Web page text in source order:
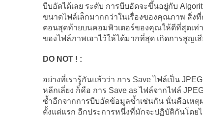
บีบอัดได้เลย ระดับ การบีบอัดจะขึ้นอยู่กับ
ขนาดไฟล์เล็กมากกว่าในเรื่องของคุณภาพ สิ่ง
ตอนสุดท้ายบนคอมพิวเตอร์ของคุณให้ดีที่สุดเ
ของไฟล์ภาพเอาไว้ให้ได้มากที่สุด เกิดการสูญเ
DO NOT ! :
อย่างที่เรารู้กันแล้วว่า การ Save ไฟล์เป็น
หลีกเลี่ยง ก็คือ การ Save as ไฟล์จากไฟล์
ซ้ำอีกจากการบีบอัดข้อมูลซ้ำเช่นกัน นั่นคือเหตุผ
ตั้งแต่แรก อีกประการหนึ่งที่มักจะปฏิบัติกันโดย